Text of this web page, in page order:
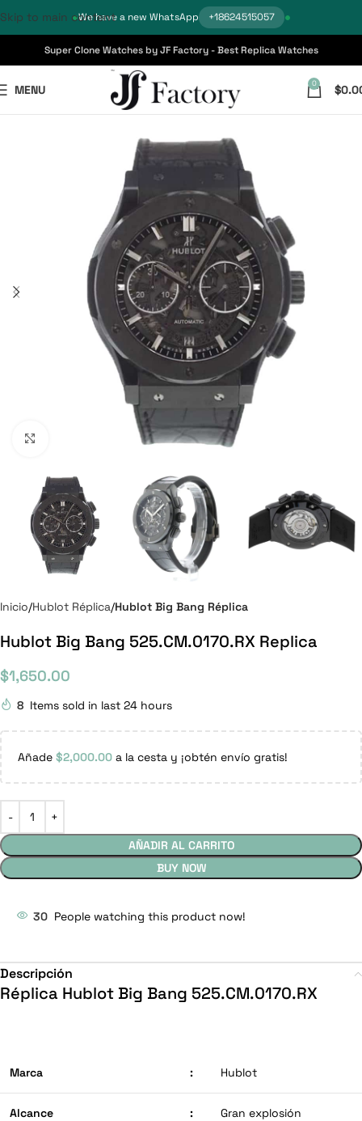
We have a new WhatsApp +18624515057
Skip to main content
Super Clone Watches by JF Factory - Best Replica Watches
MENU 0 $
Inicio Hublot Réplica Hublot Big Bang Réplica
Hublot Big Bang 525.CM.0170.RX Replica
$1,650.00
8 Items sold in last 24 hours
Añade $2,000.00 a la cesta y ¡obtén envío gratis!
AÑADIR AL CARRITO
BUY NOW
30 People watching this product now!
Descripción
Réplica Hublot Big Bang 525.CM.0170.RX
Marca : Hublot
Alcance : Gran explosión